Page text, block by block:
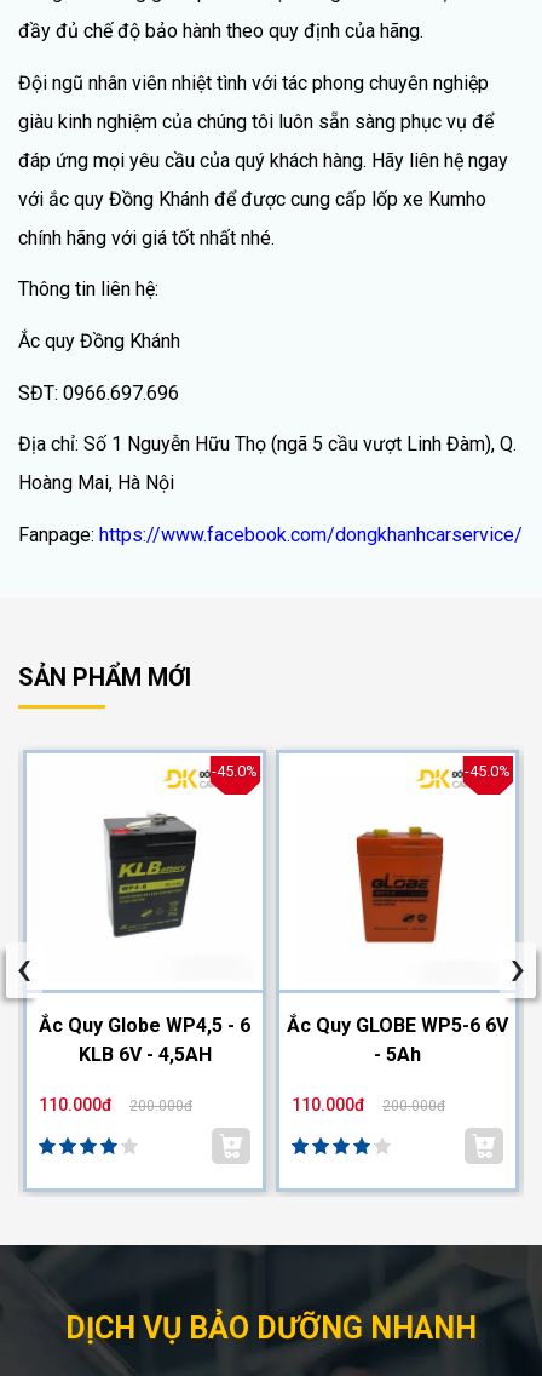
đầy đủ chế độ bảo hành theo quy định của hãng.
Đội ngũ nhân viên nhiệt tình với tác phong chuyên nghiệp
giàu kinh nghiệm của chúng tôi luôn sẵn sàng phục vụ để
đáp ứng mọi yêu cầu của quý khách hàng. Hãy liên hệ ngay
với ắc quy Đồng Khánh để được cung cấp lốp xe Kumho
chính hãng với giá tốt nhất nhé.
Thông tin liên hệ:
Ắc quy Đồng Khánh
SĐT: 0966.697.696
Địa chỉ: Số 1 Nguyễn Hữu Thọ (ngã 5 cầu vượt Linh Đàm), Q.
Hoàng Mai, Hà Nội
Fanpage: https://www.facebook.com/dongkhanhcarservice/
SẢN PHẨM MỚI
-45.0%
Ắc Quy Globe WP4,5 - 6
KLB 6V - 4,5AH
110.000đ 200.000đ
-45.0%
Ắc Quy GLOBE WP5-6 6V
- 5Ah
110.000đ 200.000đ
‹ ›
DỊCH VỤ BẢO DƯỠNG NHANH